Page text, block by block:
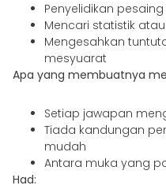
Penyelidikan
Mencari statistik
Mengesahkan
mesyuarat
Apa yang membuatnya
Setiap jawapan
Tiada kandungan
mudah
Antara muka yang
Had: